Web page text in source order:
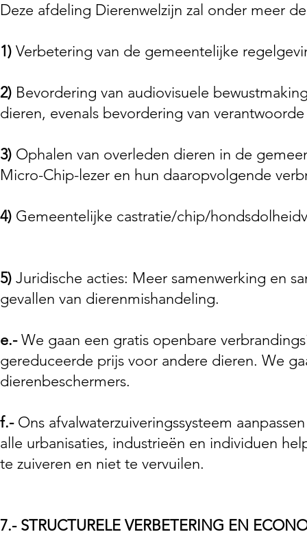
Deze afdeling Dierenwelzijn zal onder meer
1) Verbetering van de gemeentelijke
2) Bevordering van audiovisuele
dieren, evenals bevordering van
3) Ophalen van overleden dieren in de
Micro-Chip-lezer en hun daaropvolgende
4) Gemeentelijke castratie/chip/
5) Juridische acties: Meer samenwerking en
gevallen van dierenmishandeling.
e.-We gaan een gratis openbare
gereduceerde prijs voor andere dieren. We
dierenbeschermers.
f.-Ons afvalwaterzuiveringssysteem
alle urbanisaties, industrieën en individuen
te zuiveren en niet te vervuilen.
7.- STRUCTURELE VERBETERING EN